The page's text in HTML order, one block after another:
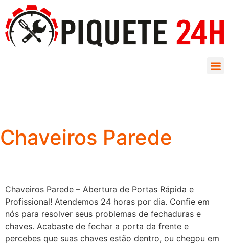
Chaveiros Parede
Chaveiros Parede – Abertura de Portas Rápida e
Profissional! Atendemos 24 horas por dia. Confie em
nós para resolver seus problemas de fechaduras e
chaves. Acabaste de fechar a porta da frente e
percebes que suas chaves estão dentro, ou chegou em